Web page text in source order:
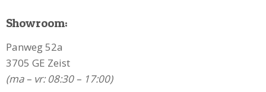
Showroom:
Panweg 52a
3705 GE Zeist
(ma – vr: 08:30 – 17:00)